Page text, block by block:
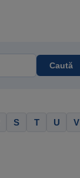
Caută
S T U
V